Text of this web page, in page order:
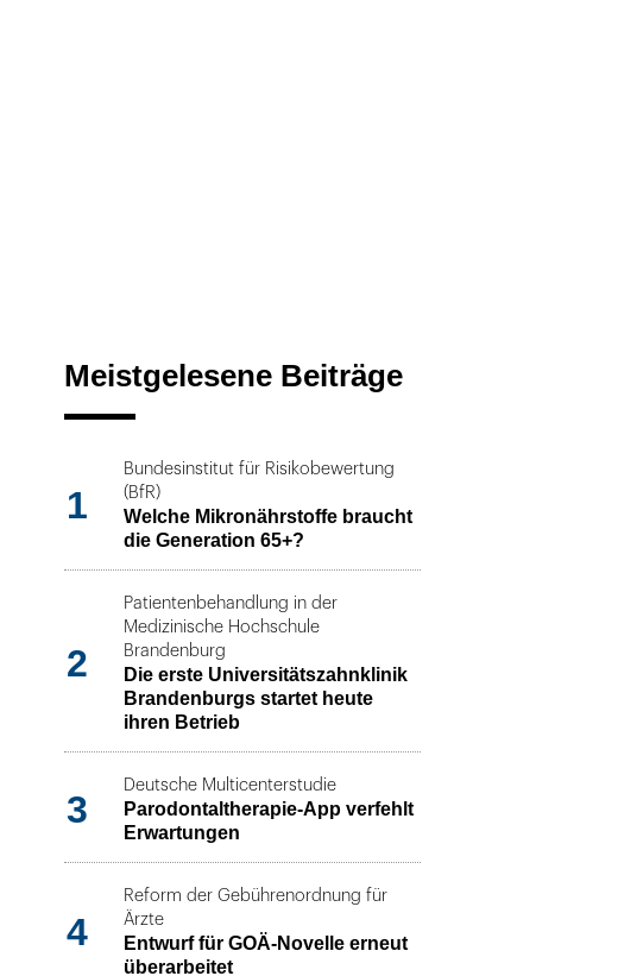
Meistgelesene Beiträge
1
Bundesinstitut für Risikobewertung
(BfR)
Welche Mikronährstoffe braucht
die Generation 65+?
2
Patientenbehandlung in der
Medizinische Hochschule
Brandenburg
Die erste Universitätszahnklinik
Brandenburgs startet heute
ihren Betrieb
3
Deutsche Multicenterstudie
Parodontaltherapie-App verfehlt
Erwartungen
4
Reform der Gebührenordnung für
Ärzte
Entwurf für GOÄ-Novelle erneut
überarbeitet